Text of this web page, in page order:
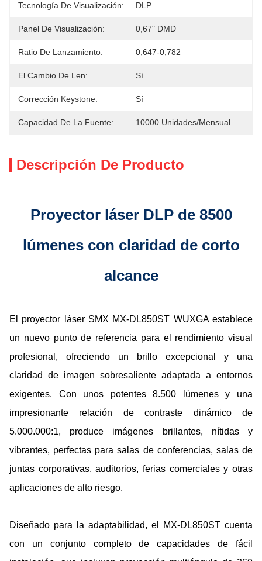
Tecnología De Visualización: DLP
Panel De Visualización: 0,67" DMD
Ratio De Lanzamiento: 0,647-0,782
El Cambio De Len: Sí
Corrección Keystone: Sí
Capacidad De La Fuente: 10000 Unidades/mensual
Descripción De Producto
Proyector láser DLP de 8500
lúmenes con claridad de corto
alcance
El proyector láser SMX MX-DL850ST WUXGA establece
un nuevo punto de referencia para el rendimiento visual
profesional, ofreciendo un brillo excepcional y una
claridad de imagen sobresaliente adaptada a entornos
exigentes. Con unos potentes 8.500 lúmenes y una
impresionante relación de contraste dinámico de
5.000.000:1, produce imágenes brillantes, nítidas y
vibrantes, perfectas para salas de conferencias, salas de
juntas corporativas, auditorios, ferias comerciales y otras
aplicaciones de alto riesgo.
Diseñado para la adaptabilidad, el MX-DL850ST cuenta
con un conjunto completo de capacidades de fácil